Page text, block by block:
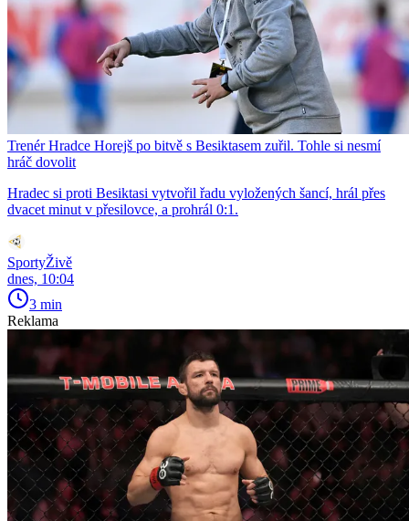
Trenér Hradce Horejš po bitvě s Besiktasem zuřil. Tohle si nesmí
hráč dovolit
Hradec si proti Besiktasi vytvořil řadu vyložených šancí, hrál přes
dvacet minut v přesilovce, a prohrál 0:1.
SportyŽivě
dnes, 10:04
3 min
Reklama